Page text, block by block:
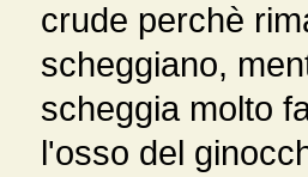
crude perchè
scheggiano,
scheggia molto
l'osso del